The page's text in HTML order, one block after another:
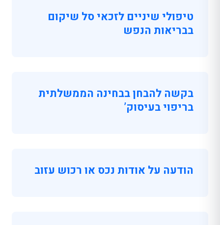
טיפולי שיניים לזכאי סל שיקום
בבריאות הנפש
בקשה להבחן בבחינה הממשלתית
בריפוי בעיסוק’
הודעה על אודות נכס או רכוש עזוב